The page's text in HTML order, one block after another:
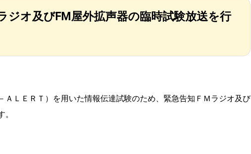
ジオ及びFM屋外拡声器の臨時試験放送を行
ＡＬＥＲＴ）を用いた情報伝達試験のため、緊急告知ＦＭラジオ及び